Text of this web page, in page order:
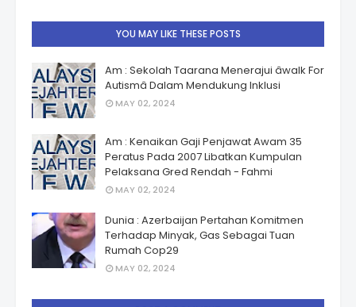
YOU MAY LIKE THESE POSTS
Am : Sekolah Taarana Menerajui âwalk For
Autismâ Dalam Mendukung Inklusi
MAY 02, 2024
Am : Kenaikan Gaji Penjawat Awam 35
Peratus Pada 2007 Libatkan Kumpulan
Pelaksana Gred Rendah - Fahmi
MAY 02, 2024
Dunia : Azerbaijan Pertahan Komitmen
Terhadap Minyak, Gas Sebagai Tuan
Rumah Cop29
MAY 02, 2024